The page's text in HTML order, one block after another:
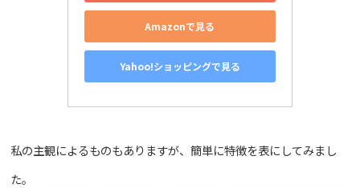
Amazonで見る
Yahoo!ショッピングで見る
私の主観によるものもありますが、簡単に特徴を表にしてみまし
た。